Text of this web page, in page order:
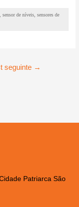
de níveis, sensores de
seguinte →
Patriarca São